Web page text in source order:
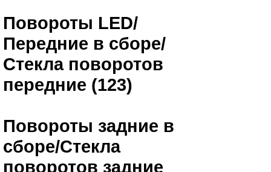
Повороты LED/
Передние в сборе/
Стекла поворотов
передние (123)
Повороты задние в
сборе/Стекла
поворотов задние